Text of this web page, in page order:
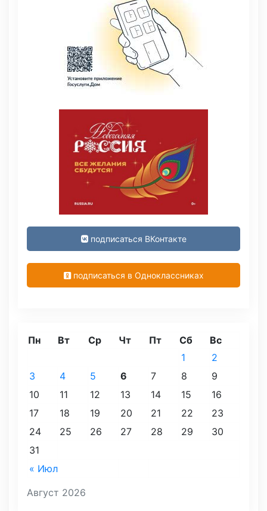
подписаться ВКонтакте
подписаться в Одноклассниках
Август 2026
Пн Вт Ср Чт Пт Сб Вс
« Июл
1
2
3
4 5 6 7 8
9
10
11 12 13 14 15
16
17
18 19 20 21 22
23
24
25 26 27 28 29
30
31